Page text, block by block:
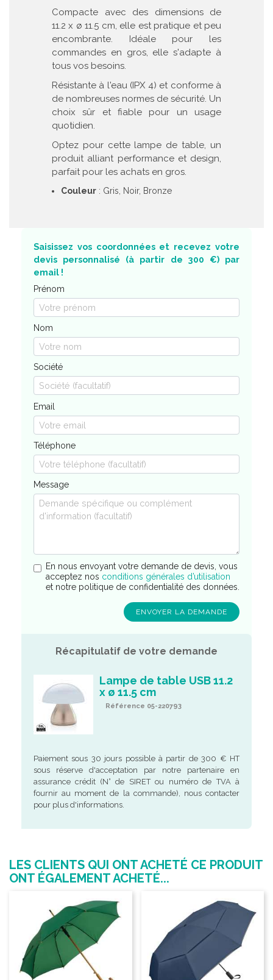
Compacte avec des dimensions de
11.2 x ø 11.5 cm, elle est pratique et peu
encombrante. Idéale pour les
commandes en gros, elle s'adapte à
tous vos besoins.
Résistante à l'eau (IPX 4) et conforme à
de nombreuses normes de sécurité. Un
choix sûr et fiable pour un usage
quotidien.
Optez pour cette lampe de table, un
produit alliant performance et design,
parfait pour les achats en gros.
Couleur : Gris, Noir, Bronze
Saisissez vos coordonnées et recevez votre
devis personnalisé (à partir de 300 €) par
email !
Prénom
Nom
Société
Email
Téléphone
Message
En nous envoyant votre demande de devis, vous
acceptez nos conditions générales d’utilisation
et notre politique de confidentialité des données.
Récapitulatif de votre demande
Lampe de table USB 11.2
x ø 11.5 cm
Référence 05-220793
Paiement sous 30 jours possible à partir de 300 € HT
sous réserve d'acceptation par notre partenaire en
assurance crédit (N° de SIRET ou numéro de TVA à
fournir au moment de la commande), nous contacter
pour plus d'informations.
LES CLIENTS QUI ONT ACHETÉ CE PRODUIT
ONT ÉGALEMENT ACHETÉ...